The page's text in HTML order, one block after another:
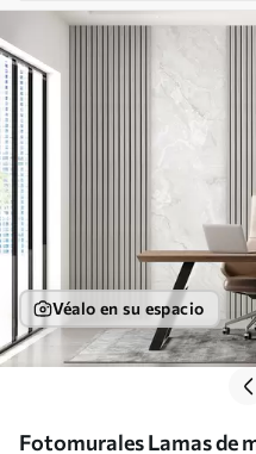
Véalo en su espacio
Fotomurales Lamas de